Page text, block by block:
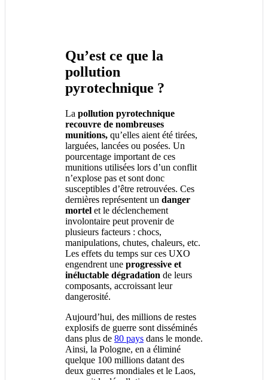
Qu’est ce que la
pollution
pyrotechnique ?
La pollution pyrotechnique
recouvre de nombreuses
munitions, qu’elles aient été tirées,
larguées, lancées ou posées. Un
pourcentage important de ces
munitions utilisées lors d’un conflit
n’explose pas et sont donc
susceptibles d’être retrouvées. Ces
dernières représentent un danger
mortel et le déclenchement
involontaire peut provenir de
plusieurs facteurs : chocs,
manipulations, chutes, chaleurs, etc.
Les effets du temps sur ces UXO
engendrent une progressive et
inéluctable dégradation de leurs
composants, accroissant leur
dangerosité.
Aujourd’hui, des millions de restes
explosifs de guerre sont disséminés
dans plus de 80 pays dans le monde.
Ainsi, la Pologne, en a éliminé
quelque 100 millions datant des
deux guerres mondiales et le Laos,